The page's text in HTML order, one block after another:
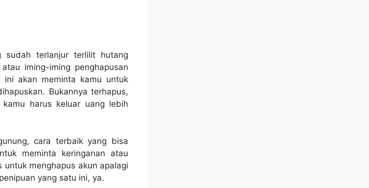
sudah terlanjur terlilit hutang
iming-iming penghapusan
akan meminta kamu untuk
Bukannya terhapus,
harus keluar uang lebih
cara terbaik yang bisa
meminta keringanan atau
menghapus akun apalagi
yang satu ini, ya.